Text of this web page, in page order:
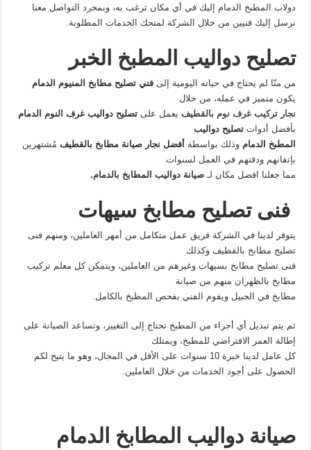
دولاب المطبخ الدمام إليك في أي مكان ترغب به، وبمجرد التواصل معنا
نرسل إليك فنيين من خلال الشركة لمنحك الخدمات المطلوبة.
تصليح دواليب المطبخ الخبر
من منّا لم يحتاج في حياته اليومية إلىفني تصليح مطابخ المنيوم الدمام
يكون متميز في عمله، من خلال
نجار تركيب غرف نوم بالقطيف يعمل علىتصليح دواليب غرف النوم الدمام
بأفضل أدواتتصليح دواليب
المطبخ الدماموذلك بواسطة أفضل نجار صيانة مطابخ بالقطيف مُشتهرين
بإتقانهم ودقتهم في العمل لسنوات
مما جعلنا افضل مكان لـصيانة دواليب المطابخ بالدمام.
فنى تصليح مطابخ سيهات
يتوفر لدينا في الشركة فريق عمل متكامل من أمهر العاملين، ومنهم فنى
تصليح مطابخ بالقطيف وكذلك
فنى تصليح مطابخ بسيهات وغيرهم من العاملين، ويتمكن كل معلم تركيب
مطابخ بالظهران منهم من صيانة
مطابخ في الجبيل ويقوم الفني بفحص المطبخ بالكامل.
ثم يتم تبديل أي أجزاء من المطبخ تحتاج إلى التغيير، وتساعد الصيانة على
إطالة العمر الافتراضي للمطبخ، ويمتلك
كل عامل لدينا خبرة 10 سنوات على الأقل في المجال، وهو ما يتيح لكم
الحصول على أجود الخدمات من خلال العاملين.
صيانة دواليب المطابخ الدمام